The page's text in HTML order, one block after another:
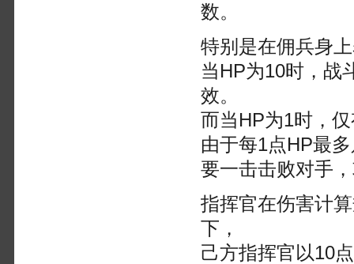
数。
特别是在佣兵身
当HP为10时，战
效。
而当HP为1时，
由于每1点HP最
要一击击败对手
指挥官在伤害计
下，
己方指挥官以10